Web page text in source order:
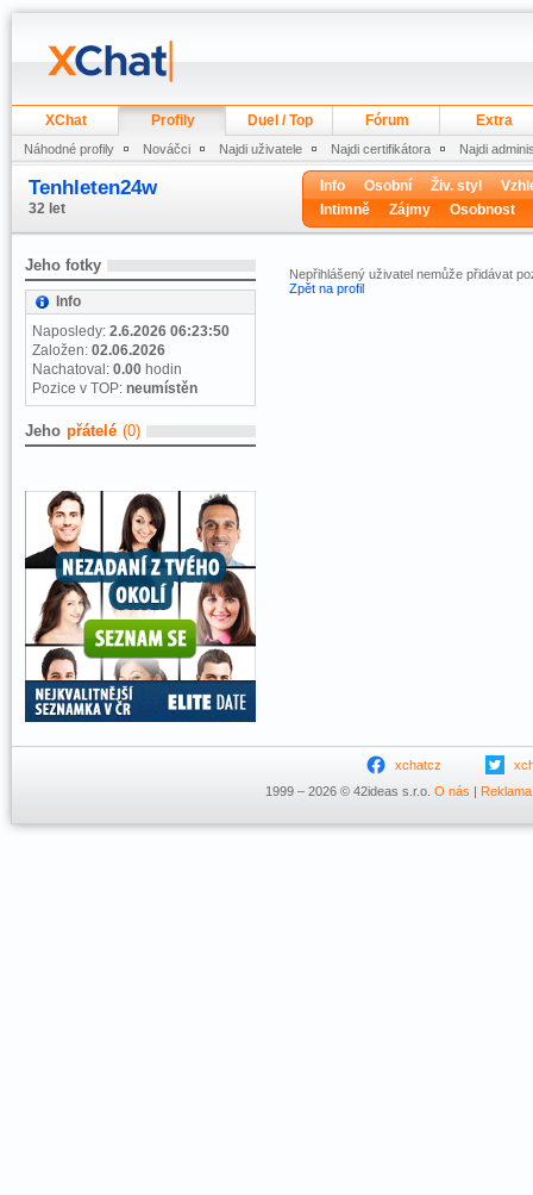
XChat Profily Duel / Top Fórum Extra
Náhodné profily Nováčci Najdi uživatele Najdi certifikátora Najdi
Tenhleten24w
32 let
Info Osobní Živ. styl
Intimně
Zájmy Osobnost
Jeho fotky
Info
Naposledy: 2.6.2026 06:23:50
Založen: 02.06.2026
Nachatoval: 0.00 hodin
Pozice v TOP: neumístěn
Jeho přátelé (0)
Nepřihlášený uživatel nemůže přidávat
Zpět na profil
xchatcz
1999 – 2026 © 42ideas s.r.o. O nás | Reklama